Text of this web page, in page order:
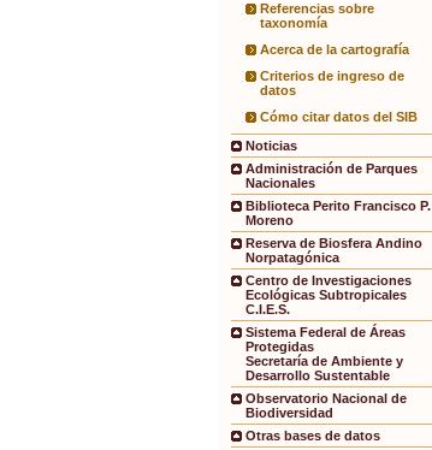
Referencias sobre
taxonomía
Acerca de la cartografía
Criterios de ingreso de
datos
Cómo citar datos del SIB
Noticias
Administración de Parques
Nacionales
Biblioteca Perito Francisco P.
Moreno
Reserva de Biosfera Andino
Norpatagónica
Centro de Investigaciones
Ecológicas Subtropicales
C.I.E.S.
Sistema Federal de Áreas
Protegidas
Secretaría de Ambiente y
Desarrollo Sustentable
Observatorio Nacional de
Biodiversidad
Otras bases de datos